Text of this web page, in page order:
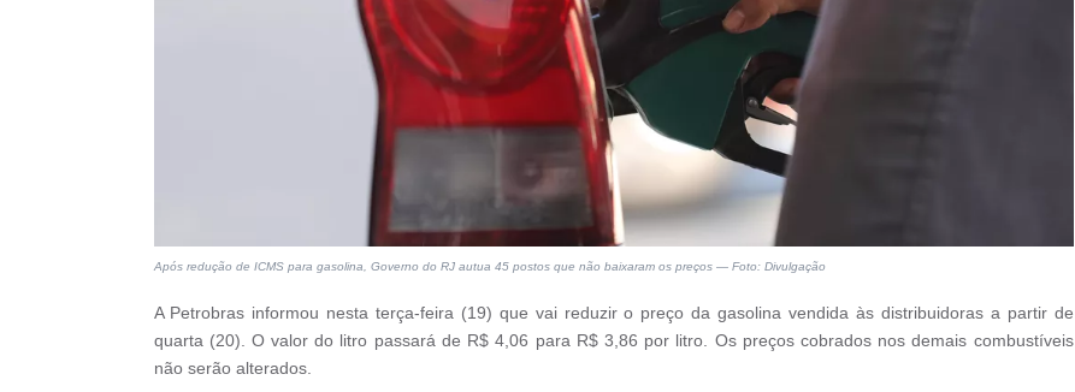
Após redução de ICMS para gasolina, Governo do RJ autua 45 postos que não baixaram os preços — Foto: Divulgação
A Petrobras informou nesta terça-feira (19) que vai reduzir o preço da gasolina vendida às distribuidoras a partir de
quarta (20). O valor do litro passará de R$ 4,06 para R$ 3,86 por litro. Os preços cobrados nos demais combustíveis
não serão alterados.